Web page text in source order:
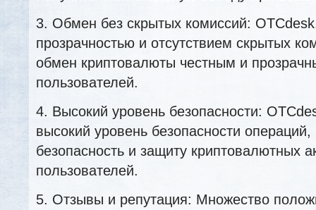
3. Обмен без скрытых комиссий:
прозрачностью и отсутствием скрытых
обмен криптовалюты честным и
пользователей.
4. Высокий уровень безопасности:
высокий уровень безопасности операций,
безопасность и защиту криптовалютных
пользователей.
5. Отзывы и репутация: Множество